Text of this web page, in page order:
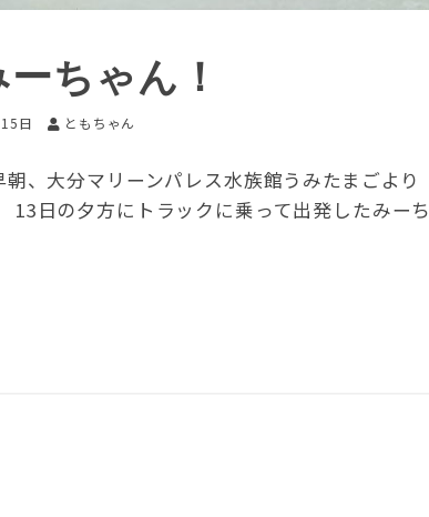
ちゃん！
日 ともちゃん
、大分マリーンパレス水族館うみたまごより
日の夕方にトラックに乗って出発したみーち